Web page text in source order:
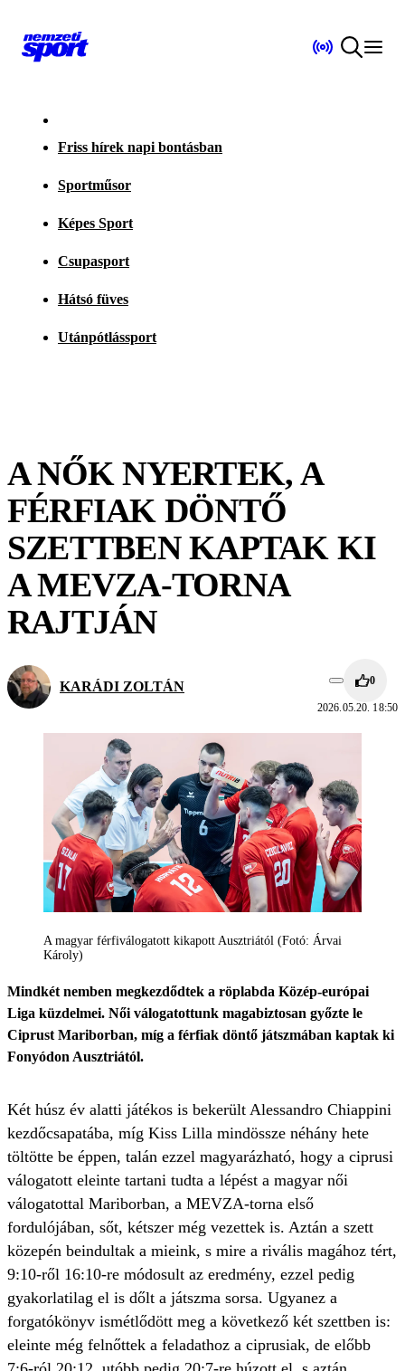
Friss hírek napi bontásban
Sportműsor
Képes Sport
Csupasport
Hátsó füves
Utánpótlássport
A NŐK NYERTEK, A
FÉRFIAK DÖNTŐ
SZETTBEN KAPTAK KI
A MEVZA-TORNA
RAJTJÁN
KARÁDI ZOLTÁN 0
2026.05.20. 18:50
A magyar férfiválogatott kikapott Ausztriától (Fotó: Árvai
Károly)
Mindkét nemben megkezdődtek a röplabda Közép-európai
Liga küzdelmei. Női válogatottunk magabiztosan győzte le
Ciprust Mariborban, míg a férfiak döntő játszmában kaptak ki
Fonyódon Ausztriától.
Két húsz év alatti játékos is bekerült Alessandro Chiappini
kezdőcsapatába, míg Kiss Lilla mindössze néhány hete
töltötte be éppen, talán ezzel magyarázható, hogy a ciprusi
válogatott eleinte tartani tudta a lépést a magyar női
válogatottal Mariborban, a MEVZA-torna első
fordulójában, sőt, kétszer még vezettek is. Aztán a szett
közepén beindultak a mieink, s mire a rivális magához tért,
9:10-ről 16:10-re módosult az eredmény, ezzel pedig
gyakorlatilag el is dőlt a játszma sorsa. Ugyanez a
forgatókönyv ismétlődött meg a következő két szettben is:
eleinte még felnőttek a feladathoz a ciprusiak, de előbb